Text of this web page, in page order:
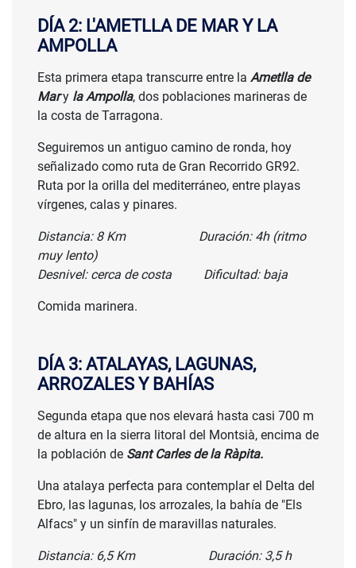
DÍA 2: L'AMETLLA DE MAR Y LA
AMPOLLA
Esta primera etapa transcurre entre la Ametlla de
Mary la Ampolla, dos poblaciones marineras de
la costa de Tarragona.
Seguiremos un antiguo camino de ronda, hoy
señalizado como ruta de Gran Recorrido GR92.
Ruta por la orilla del mediterráneo, entre playas
vírgenes, calas y pinares.
Distancia: 8 Km Duración: 4h (ritmo
muy lento)
Desnivel: cerca de costa Dificultad: baja
Comida marinera.
DÍA 3: ATALAYAS, LAGUNAS,
ARROZALES Y BAHÍAS
Segunda etapa que nos elevará hasta casi 700 m
de altura en la sierra litoral del Montsià, encima de
la población de Sant Carles de la Ràpita.
Una atalaya perfecta para contemplar el Delta del
Ebro, las lagunas, los arrozales, la bahía de "Els
Alfacs" y un sinfín de maravillas naturales.
Distancia: 6,5 Km Duración: 3,5 h